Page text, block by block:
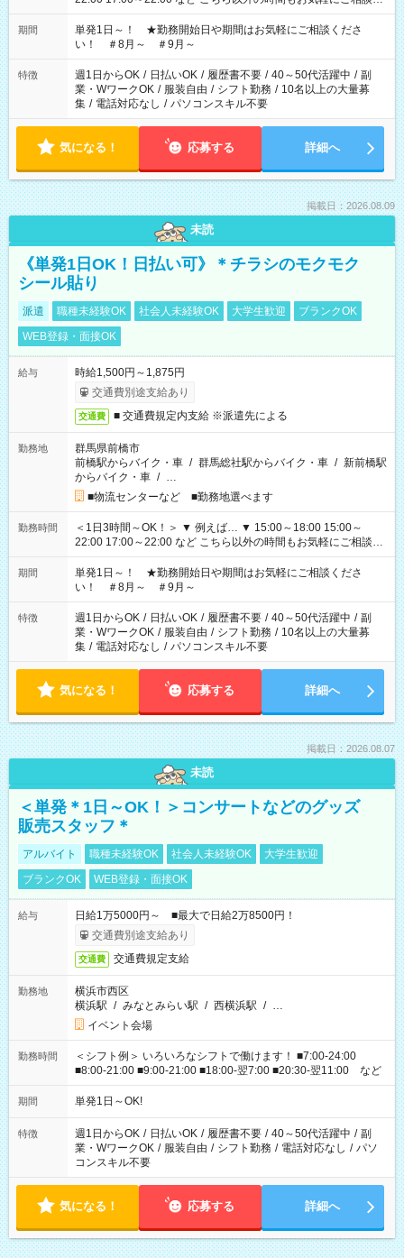
ださい！
期間
単発1日～！ ★勤務開始日や期間はお気軽にご相談くださ
い！ ＃8月～ ＃9月～
特徴 週1日からOK / 日払いOK / 履歴書不要 / 40～50代活躍中 / 副
業・WワークOK / 服装自由 / シフト勤務 / 10名以上の大量募
集 / 電話対応なし / パソコンスキル不要
気になる！ 応募する 詳細へ
掲載日：2026.08.09
未読
《単発1日OK！日払い可》＊チラシのモクモク
シール貼り
派遣 職種未経験OK 社会人未経験OK 大学生歓迎
ブランクOK
WEB登録・面接OK
給与
時給1,500円～1,875円
交通費別途支給あり
交通費 ■ 交通費規定内支給 ※派遣先による
勤務地
群馬県前橋市
前橋駅からバイク・車 / 群馬総社駅からバイク・車 / 新前橋駅
からバイク・車 / …
■物流センターなど ■勤務地選べます
勤務時間
＜1日3時間～OK！＞ ▼ 例えば… ▼ 15:00～18:00 15:00～
22:00 17:00～22:00 など こちら以外の時間もお気軽にご相談く
ださい！
期間
単発1日～！ ★勤務開始日や期間はお気軽にご相談くださ
い！ ＃8月～ ＃9月～
特徴 週1日からOK / 日払いOK / 履歴書不要 / 40～50代活躍中 / 副
業・WワークOK / 服装自由 / シフト勤務 / 10名以上の大量募
集 / 電話対応なし / パソコンスキル不要
気になる！ 応募する 詳細へ
掲載日：2026.08.07
未読
＜単発＊1日～OK！＞コンサートなどのグッズ
販売スタッフ＊
アルバイト 職種未経験OK 社会人未経験OK
大学生歓迎
ブランクOK
WEB登録・面接OK
給与
日給1万5000円～ ■最大で日給2万8500円！
交通費別途支給あり
交通費 交通費規定支給
勤務地
横浜市西区
横浜駅 / みなとみらい駅 / 西横浜駅 / …
イベント会場
勤務時間
＜シフト例＞ いろいろなシフトで働けます！ ■7:00-24:00
■8:00-21:00 ■9:00-21:00 ■18:00-翌7:00 ■20:30-翌11:00 など
期間 単発1日～OK!
特徴 週1日からOK / 日払いOK / 履歴書不要 / 40～50代活躍中 / 副
業・WワークOK / 服装自由 / シフト勤務 / 電話対応なし / パソ
コンスキル不要
気になる！ 応募する 詳細へ